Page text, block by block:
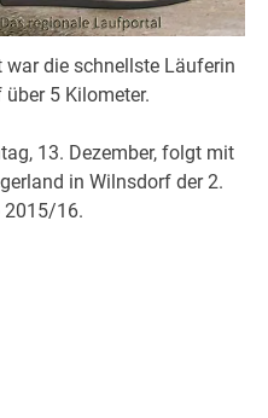
war die schnellste Läuferin
5 Kilometer.
13. Dezember, folgt mit
in Wilnsdorf der 2.
2015/16.